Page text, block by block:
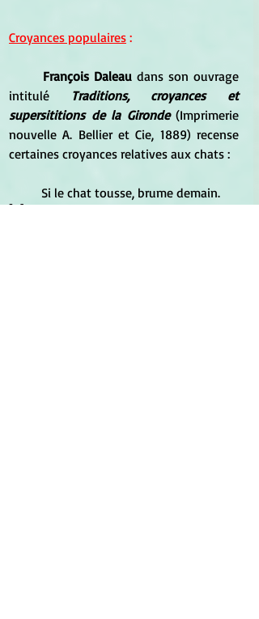
Croyances populaires :
François Daleau dans son ouvrage
intitulé Traditions, croyances et
supersititions de la Gironde (Imprimerie
nouvelle A. Bellier et Cie, 1889) recense
certaines croyances relatives aux chats :
	Si le chat tousse, brume demain.
[...]